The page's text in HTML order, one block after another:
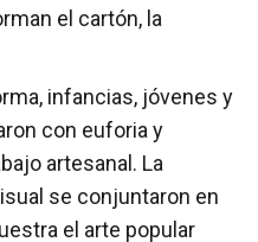
el cartón, la
infancias, jóvenes y
con euforia y
artesanal. La
se conjuntaron en
el arte popular